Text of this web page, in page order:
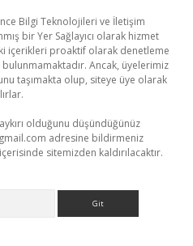
Bilgi Teknolojileri ve İletişim
bir Yer Sağlayıcı olarak hizmet
içerikleri proaktif olarak denetleme
Ancak, üyelerimiz
taşımakta olup, siteye üye olarak
olduğunu düşündüğünüz
adresine bildirmeniz
sitemizden kaldırılacaktır.